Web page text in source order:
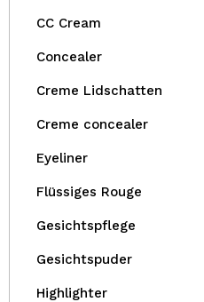
CC Cream
Concealer
Creme Lidschatten
Creme concealer
Eyeliner
Flüssiges Rouge
Gesichtspflege
Gesichtspuder
Highlighter